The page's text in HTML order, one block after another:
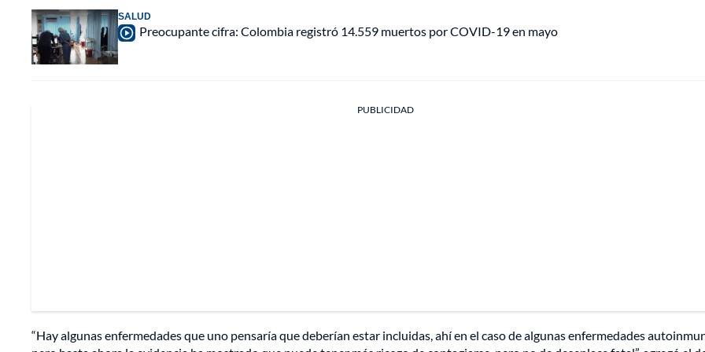
SALUD
Preocupante cifra: Colombia registró 14.559 muertos por COVID-19 en mayo
PUBLICIDAD
“Hay algunas enfermedades que uno pensaría que deberían estar incluidas, ahí en el caso de algunas enfermedades